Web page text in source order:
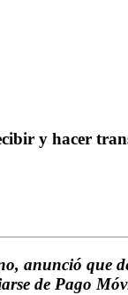
y hacer
anunció que
de Pago